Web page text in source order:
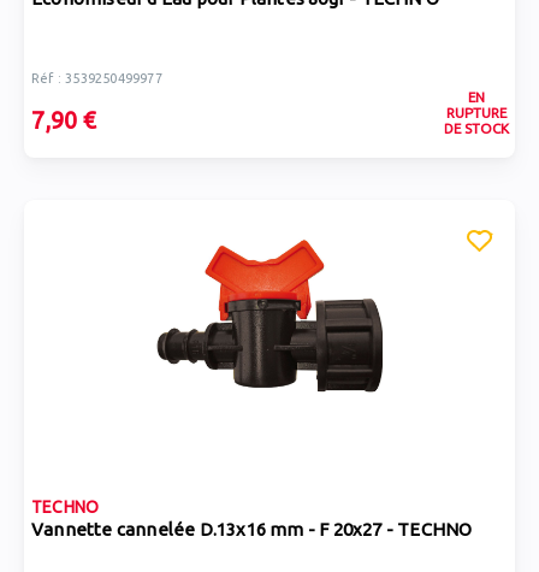
Réf : 3539250499977
7,90 €
EN
RUPTURE
DE STOCK
TECHNO
Vannette cannelée D.13x16 mm - F 20x27 - TECHNO